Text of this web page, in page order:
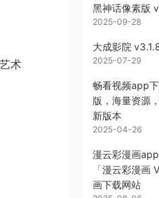
术
黑神话像素版
2025-09-28
大成影院
2025-07-29
畅看视频app
版，海量资源
新版本
2025-04-26
漫云彩漫画
「漫云彩漫画
画下载网站